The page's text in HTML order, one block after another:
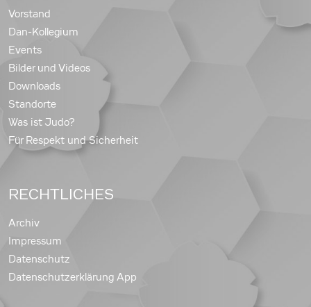
Vorstand
Dan-Kollegium
Events
Bilder und Videos
Downloads
Standorte
Was ist Judo?
Für Respekt und Sicherheit
RECHTLICHES
Archiv
Impressum
Datenschutz
Datenschutzerklärung App